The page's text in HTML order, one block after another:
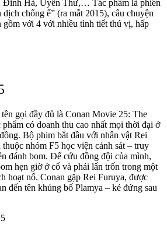
Đinh Hà, Uyên Thư,… Tác phẩm là phiên
chống ế” (ra mắt 2015), câu chuyện
gồm với 4 với nhiều tình tiết thú vị, hấp
gọi đầy đủ là Conan Movie 25: The
có doanh thu cao nhất mọi thời đại ở
Bộ phim bắt đầu với nhân vật Rei
nhóm F5 học viện cảnh sát – truy
đánh bom. Để cứu đồng đội của mình,
hẹn giờ ở cổ và phải lẩn trốn trong một
hoạt nổ. Conan gặp Rei Furuya, được
đến tên khủng bố Plamya – kẻ đứng sau